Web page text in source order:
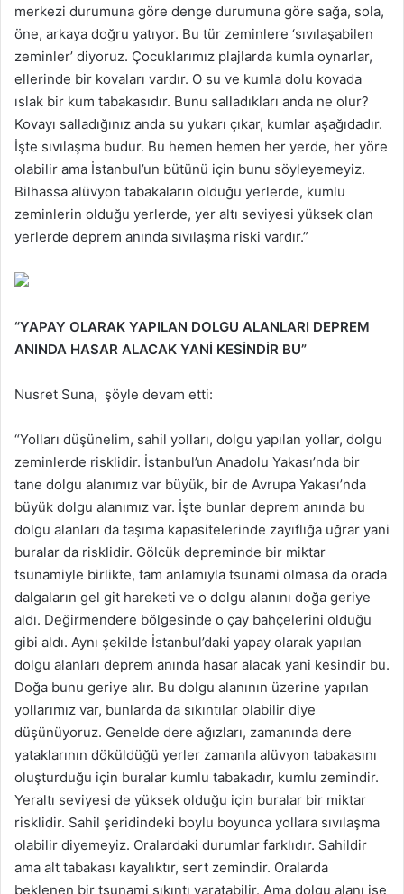
merkezi durumuna göre denge durumuna göre sağa, sola,
öne, arkaya doğru yatıyor. Bu tür zeminlere ‘sıvılaşabilen
zeminler’ diyoruz. Çocuklarımız plajlarda kumla oynarlar,
ellerinde bir kovaları vardır. O su ve kumla dolu kovada
ıslak bir kum tabakasıdır. Bunu salladıkları anda ne olur?
Kovayı salladığınız anda su yukarı çıkar, kumlar aşağıdadır.
İşte sıvılaşma budur. Bu hemen hemen her yerde, her yöre
olabilir ama İstanbul’un bütünü için bunu söyleyemeyiz.
Bilhassa alüvyon tabakaların olduğu yerlerde, kumlu
zeminlerin olduğu yerlerde, yer altı seviyesi yüksek olan
yerlerde deprem anında sıvılaşma riski vardır.”
“YAPAY OLARAK YAPILAN DOLGU ALANLARI DEPREM
ANINDA HASAR ALACAK YANİ KESİNDİR BU”
Nusret Suna, şöyle devam etti:
“Yolları düşünelim, sahil yolları, dolgu yapılan yollar, dolgu
zeminlerde risklidir. İstanbul’un Anadolu Yakası’nda bir
tane dolgu alanımız var büyük, bir de Avrupa Yakası’nda
büyük dolgu alanımız var. İşte bunlar deprem anında bu
dolgu alanları da taşıma kapasitelerinde zayıflığa uğrar yani
buralar da risklidir. Gölcük depreminde bir miktar
tsunamiyle birlikte, tam anlamıyla tsunami olmasa da orada
dalgaların gel git hareketi ve o dolgu alanını doğa geriye
aldı. Değirmendere bölgesinde o çay bahçelerini olduğu
gibi aldı. Aynı şekilde İstanbul’daki yapay olarak yapılan
dolgu alanları deprem anında hasar alacak yani kesindir bu.
Doğa bunu geriye alır. Bu dolgu alanının üzerine yapılan
yollarımız var, bunlarda da sıkıntılar olabilir diye
düşünüyoruz. Genelde dere ağızları, zamanında dere
yataklarının döküldüğü yerler zamanla alüvyon tabakasını
oluşturduğu için buralar kumlu tabakadır, kumlu zemindir.
Yeraltı seviyesi de yüksek olduğu için buralar bir miktar
risklidir. Sahil şeridindeki boylu boyunca yollara sıvılaşma
olabilir diyemeyiz. Oralardaki durumlar farklıdır. Sahildir
ama alt tabakası kayalıktır, sert zemindir. Oralarda
beklenen bir tsunami sıkıntı yaratabilir. Ama dolgu alanı ise